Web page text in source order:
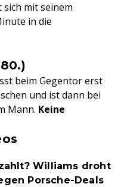
mit seinem
in die
beim Gegentor erst
und ist dann bei
Mann. Keine
Williams droht
Porsche-Deals